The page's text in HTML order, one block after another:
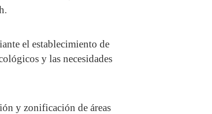
el establecimiento de
y las necesidades
y zonificación de áreas